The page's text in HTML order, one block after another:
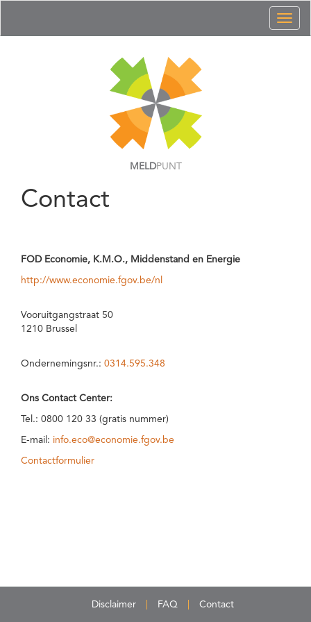
MELDPUNT
Contact
FOD Economie, K.M.O., Middenstand en Energie
http://www.economie.fgov.be/nl
Vooruitgangstraat 50
1210 Brussel
Ondernemingsnr.: 0314.595.348
Ons Contact Center:
Tel.: 0800 120 33 (gratis nummer)
E-mail: info.eco@economie.fgov.be
Contactformulier
Disclaimer FAQ Contact